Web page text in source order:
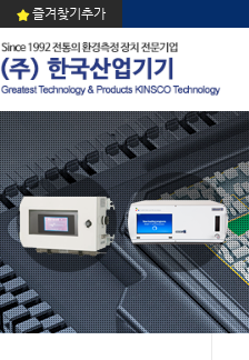
즐겨찾기추가